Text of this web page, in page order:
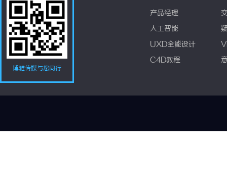
博雅传媒与您同行
产品经理
人工智能
UXD全能设计
C4D教程